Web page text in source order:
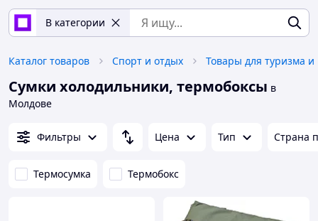
В категории
Каталог товаров Спорт и отдых Товары для туризма
Сумки холодильники, термобоксы в
Молдове
Фильтры Цена Тип Страна
Термосумка Термобокс